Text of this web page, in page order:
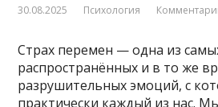
30.08.2025 Психология
Страх перемен — одна из
распространённых и в то же
разрушительных эмоций, с
практически каждый из нас.